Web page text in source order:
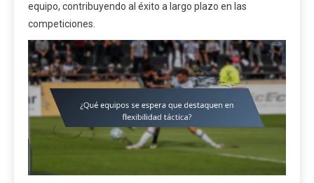
equipo, contribuyendo al éxito a largo plazo en las
competiciones.